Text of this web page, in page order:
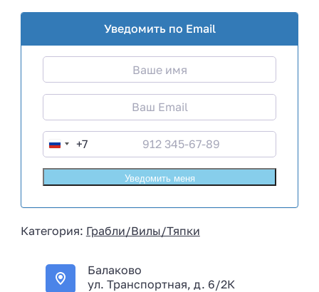
Уведомить по Email
R
u
s
a
7
+7
Категория: Грабли/Вилы/Тяпки
Балаково
ул. Транспортная, д. 6/2К